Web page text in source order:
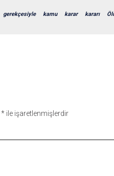
gerekçesiyle kamu karar kararı
* ile işaretlenmişlerdir